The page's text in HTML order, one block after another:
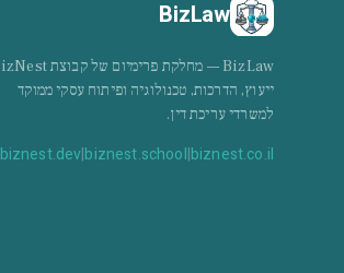
BizLaw
ייעוץ, הדרכות, טכנולוגיה ופיתוח עסקי ממוקד
למשרדי עריכת דין.
biznest.co.il
|
biznest.school
|
biznest.dev